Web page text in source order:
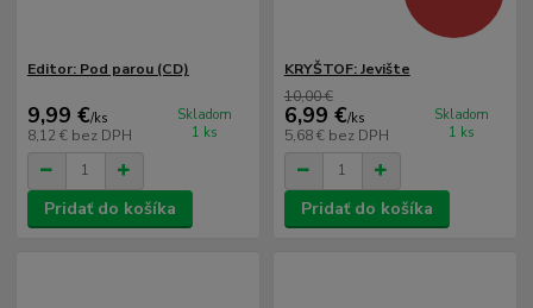
Editor: Pod parou (CD)
9,99 €/ks
8,12 € bez DPH
Skladom
1 ks
Pridať do košíka
KRYŠTOF: Jevište
10,00 €
6,99 €/ks
5,68 € bez DPH
Skladom
1 ks
Pridať do košíka